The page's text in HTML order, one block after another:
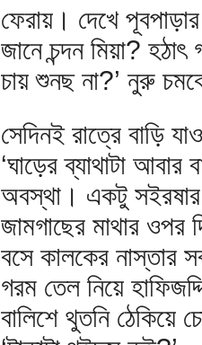
ফেরায়। দেখে
জানে চন্দন মিয়া? হঠাৎ
চায় শুনছ না?’ নুরু
সেদিনই রাত্রে বাড়ি
‘ঘাড়ের ব্যাথাটা
অবস্থা। একটু সইরষার
জামগাছের মাথার ওপর
বসে কালকের নাস্তার
গরম তেল নিয়ে
বালিশে থুতনি ঠেকিয়ে